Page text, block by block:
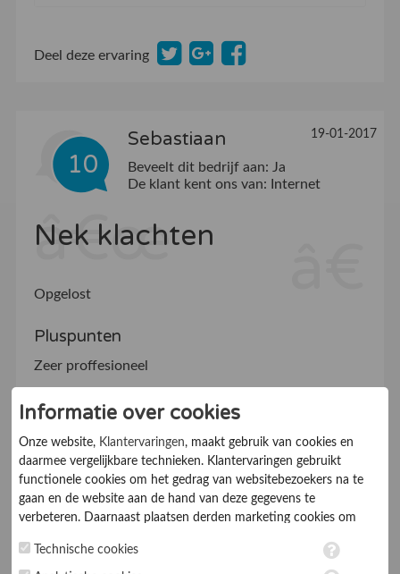
Deel deze ervaring
10
Sebastiaan 19-01-2017
Beveelt dit bedrijf aan: Ja
De klant kent ons van:
Internet
Nek klachten
Opgelost
Pluspunten
Zeer proffesioneel
Klantvriendelijkheid
Informatieverstrekking 10
Prijs
Bereikbaarheid 10
Informatie over cookies
Onze website, Klantervaringen, maakt gebruik van cookies en
daarmee vergelijkbare technieken. Klantervaringen gebruikt
functionele cookies om het gedrag van websitebezoekers na te
gaan en de website aan de hand van deze gegevens te
verbeteren. Daarnaast plaatsen derden marketing cookies om
marketing cookies worden persoonsgegevens verwerkt. Je geeft
Technische cookies